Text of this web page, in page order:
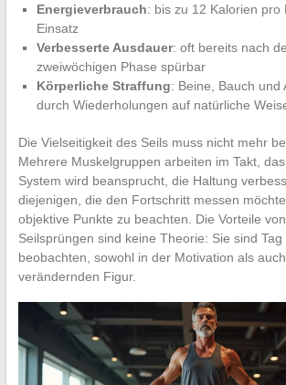
Energieverbrauch: bis zu 12 Kalorien pro
Einsatz
Verbesserte Ausdauer: oft bereits nach
zweiwöchigen Phase spürbar
Körperliche Straffung: Beine, Bauch und
durch Wiederholungen auf natürliche
Die Vielseitigkeit des Seils muss nicht mehr
Mehrere Muskelgruppen arbeiten im Takt,
System wird beansprucht, die Haltung
diejenigen, die den Fortschritt messen
objektive Punkte zu beachten. Die Vorteile
Seilsprüngen sind keine Theorie: Sie sind Tag
beobachten, sowohl in der Motivation als
verändernden Figur.